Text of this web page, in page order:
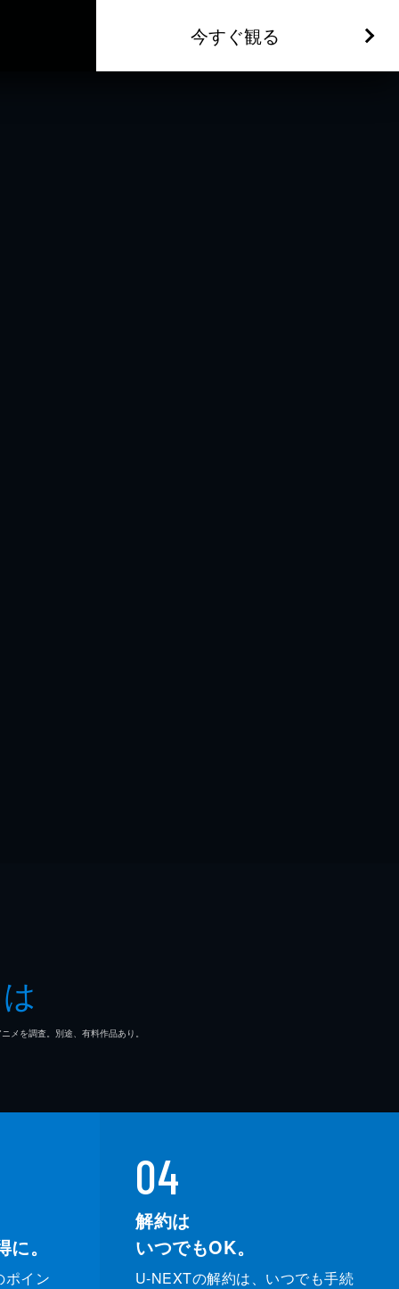
今すぐ観る
を調査。別途、有料作品あり。
。
ポイン
04
解約は
いつでもOK。
U-NEXTの解約は、いつでも手続